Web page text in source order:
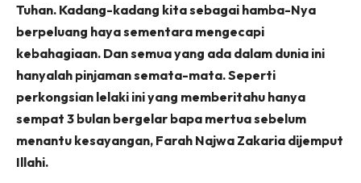
Tuhan. Kadang-kadang kita sebagai hamba-Nya
berpeluang haya sementara mengecapi
kebahagiaan. Dan semua yang ada dalam dunia ini
hanyalah pinjaman semata-mata. Seperti
perkongsian lelaki ini yang memberitahu hanya
sempat 3 bulan bergelar bapa mertua sebelum
menantu kesayangan, Farah Najwa Zakaria dijemput
Illahi.